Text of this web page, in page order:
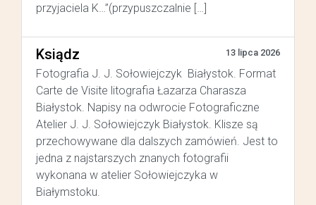
przyjaciela K…”(przypuszczalnie […]
Ksiądz 13 lipca 2026
Fotografia J. J. Sołowiejczyk Białystok. Format
Carte de Visite litografia Łazarza Charasza
Białystok. Napisy na odwrocie Fotograficzne
Atelier J. J. Sołowiejczyk Białystok. Klisze są
przechowywane dla dalszych zamówień. Jest to
jedna z najstarszych znanych fotografii
wykonana w atelier Sołowiejczyka w
Białymstoku.